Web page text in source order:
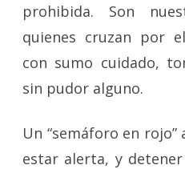
prohibida. Son
quienes cruzan por
con sumo cuidado,
sin pudor alguno.
Un “semáforo en
estar alerta, y